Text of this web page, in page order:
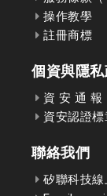
操作教學
註冊商標
個資與隱
資 安 通 報
資安認證標
聯絡我們
矽聯科技線